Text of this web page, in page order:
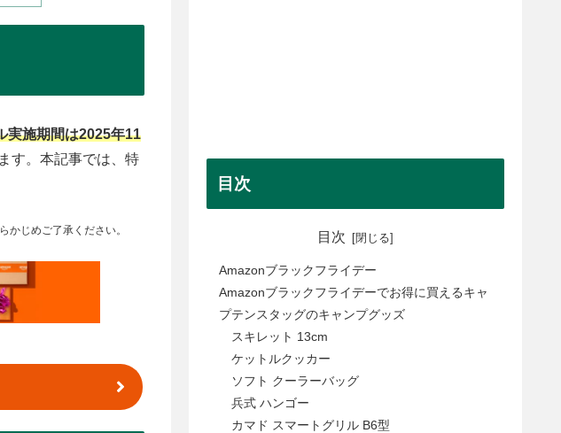
実施期間は2025年11
す。本記事では、特
じめご了承ください。
目次
目次
Amazonブラックフライデー
Amazonブラックフライデーでお得に買えるキャ
プテンスタッグのキャンプグッズ
スキレット 13cm
ケットルクッカー
ソフト クーラーバッグ
兵式 ハンゴー
カマド スマートグリル B6型